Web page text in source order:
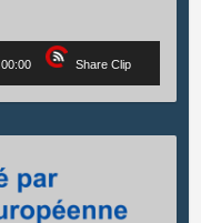
00:00 Share Clip